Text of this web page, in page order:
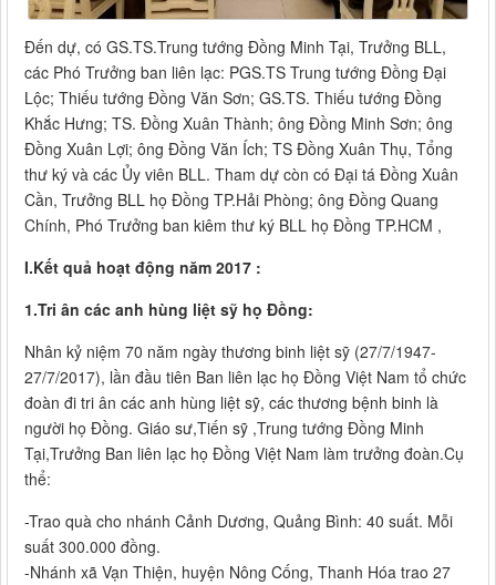
Đến dự, có GS.TS.Trung tướng Đồng Minh Tại, Trưởng BLL,
các Phó Trưởng ban liên lạc: PGS.TS Trung tướng Đồng Đại
Lộc; Thiếu tướng Đồng Văn Sơn; GS.TS. Thiếu tướng Đồng
Khắc Hưng; TS. Đồng Xuân Thành; ông Đồng Minh Sơn; ông
Đồng Xuân Lợi; ông Đồng Văn Ích; TS Đồng Xuân Thụ, Tổng
thư ký và các Ủy viên BLL. Tham dự còn có Đại tá Đồng Xuân
Cần, Trưởng BLL họ Đồng TP.Hải Phòng; ông Đồng Quang
Chính, Phó Trưởng ban kiêm thư ký BLL họ Đồng TP.HCM ,
I.Kết quả hoạt động năm 2017 :
1.Tri ân các anh hùng liệt sỹ họ Đồng:
Nhân kỷ niệm 70 năm ngày thương binh liệt sỹ (27/7/1947-
27/7/2017), lần đầu tiên Ban liên lạc họ Đồng Việt Nam tổ chức
đoàn đi tri ân các anh hùng liệt sỹ, các thương bệnh binh là
người họ Đồng. Giáo sư,Tiến sỹ ,Trung tướng Đồng Minh
Tại,Trưởng Ban liên lạc họ Đồng Việt Nam làm trưởng đoàn.Cụ
thể:
-Trao quà cho nhánh Cảnh Dương, Quảng Bình: 40 suất. Mỗi
suất 300.000 đồng.
-Nhánh xã Vạn Thiện, huyện Nông Cống, Thanh Hóa trao 27